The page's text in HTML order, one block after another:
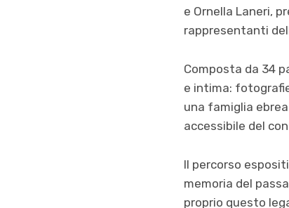
e Ornella Laneri,
rappresentanti
Composta da 34
e intima:
una famiglia
accessibile del
Il percorso
memoria del
proprio questo